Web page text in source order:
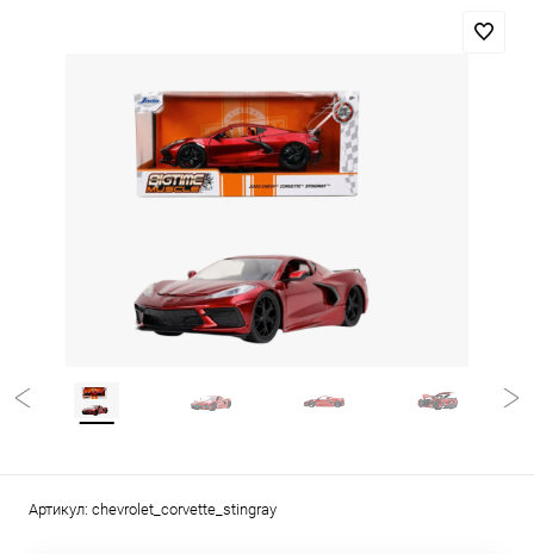
Артикул: chevrolet_corvette_stingray